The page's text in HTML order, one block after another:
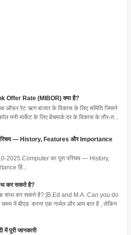
Offer Rate (MIBOR) क्या है?
ऑफर रेट ऋण बाजार के विकास के लिए समिति जिसने
मनी मार्केट के लिए बेंचमार्क दर के विकास के तौर-त...
— History, Features और Importance
2025 Computer का पूरा परिचय — History,
हिं...
कर सकते है?
साथ कर सकते है? [B.Ed and M.A. Can you do
में बीएड करना एक नार्मल और आम बात है , लेकिन
में पूरी जानकारी